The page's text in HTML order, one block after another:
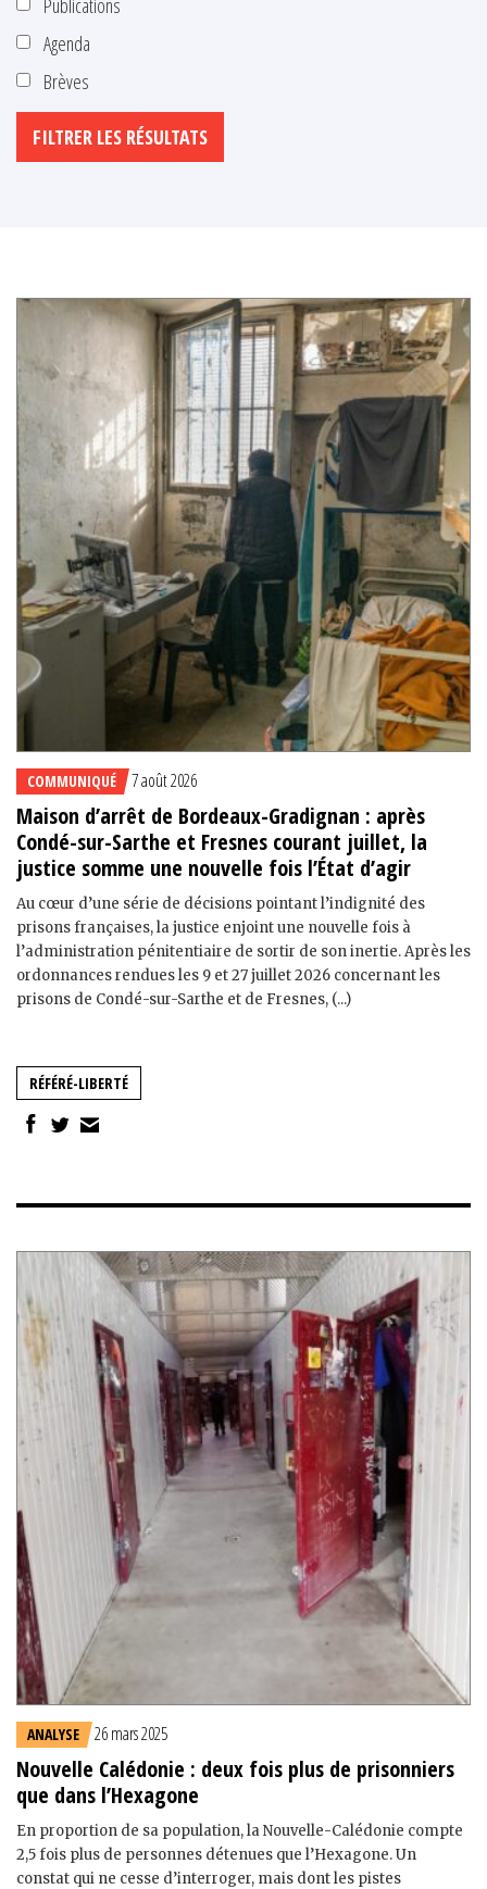
Agenda
Brèves
COMMUNIQUÉ 7 août 2026
Maison d’arrêt de Bordeaux-Gradignan : après
Condé-sur-Sarthe et Fresnes courant juillet, la
justice somme une nouvelle fois l’État d’agir
Au cœur d’une série de décisions pointant l’indignité des
prisons françaises, la justice enjoint une nouvelle fois à
l’administration pénitentiaire de sortir de son inertie. Après les
ordonnances rendues les 9 et 27 juillet 2026 concernant les
prisons de Condé-sur-Sarthe et de Fresnes, (...)
RÉFÉRÉ-LIBERTÉ
ANALYSE 26 mars 2025
Nouvelle Calédonie : deux fois plus de prisonniers
que dans l’Hexagone
En proportion de sa population, la Nouvelle-Calédonie compte
2,5 fois plus de personnes détenues que l’Hexagone. Un
constat qui ne cesse d’interroger, mais dont les pistes